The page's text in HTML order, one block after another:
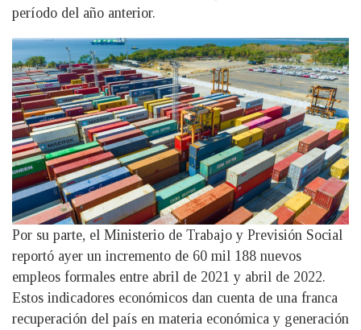
período del año anterior.
Por su parte, el Ministerio de Trabajo y Previsión Social
reportó ayer un incremento de 60 mil 188 nuevos
empleos formales entre abril de 2021 y abril de 2022.
Estos indicadores económicos dan cuenta de una franca
recuperación del país en materia económica y generación